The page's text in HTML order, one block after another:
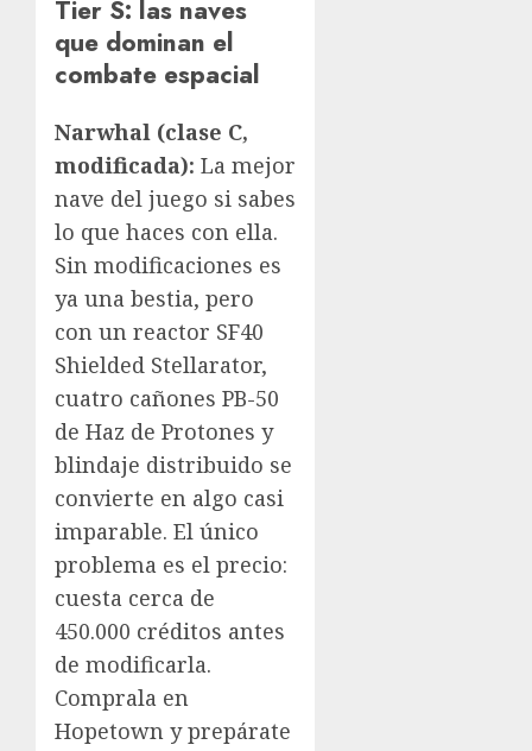
Tier S: las naves
que dominan el
combate espacial
Narwhal (clase C,
modificada): La mejor
nave del juego si sabes
lo que haces con ella.
Sin modificaciones es
ya una bestia, pero
con un reactor SF40
Shielded Stellarator,
cuatro cañones PB-50
de Haz de Protones y
blindaje distribuido se
convierte en algo casi
imparable. El único
problema es el precio:
cuesta cerca de
450.000 créditos antes
de modificarla.
Comprala en
Hopetown y prepárate